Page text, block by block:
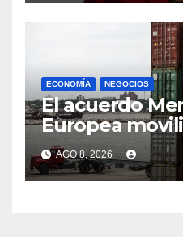
ECONOMÍA NEGOCIOS
El acuerdo
Europea
millones en
semanas de
AGO 8, 2026